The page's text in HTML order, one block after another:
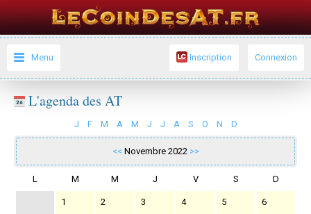
Inscription Connexion
Menu
L'agenda des AT
J F M A M J J A S O N D
<< Novembre 2022 >>
L M M J V S D
1 2 3 4 5 6